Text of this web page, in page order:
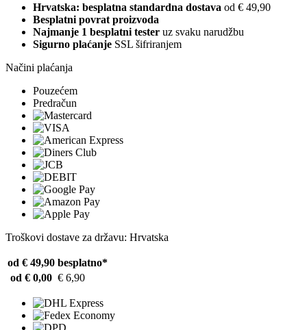
Hrvatska: besplatna standardna dostava od € 49,90
Besplatni povrat proizvoda
Najmanje 1 besplatni tester uz svaku narudžbu
Sigurno plaćanje SSL šifriranjem
Načini plaćanja
Pouzećem
Predračun
Troškovi dostave za državu: Hrvatska
od € 49,90 besplatno*
od € 0,00 € 6,90